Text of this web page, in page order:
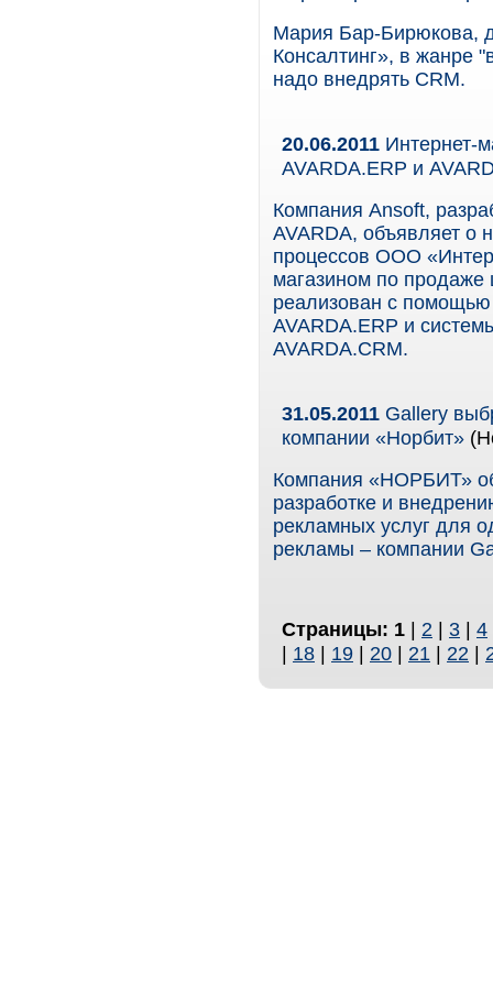
Мария Бар-Бирюкова,
Консалтинг», в жанре
надо внедрять CRM.
20.06.2011 Интернет-
AVARDA.ERP и
Компания Ansoft,
AVARDA, объявляет о
процессов ООО
магазином по продаже
реализован с
AVARDA.ERP и
AVARDA.CRM.
31.05.2011 Gallery
компании «Норбит»
Компания «НОРБИТ»
разработке и
рекламных услуг для
рекламы – компании
Страницы: 1 | 2 | 3 | 4
| 18 | 19 | 20 | 21 | 22 |